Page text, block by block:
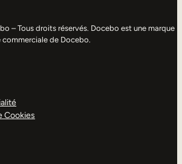
– Tous droits réservés. Docebo est une marque
de Docebo.
Cookies